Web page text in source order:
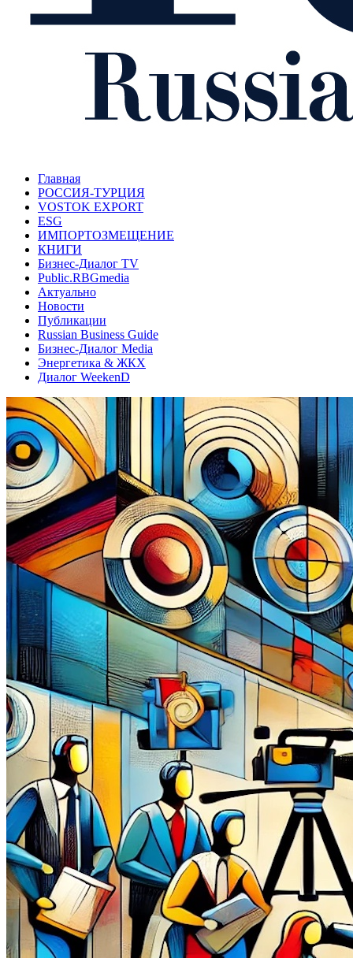
Главная
РОССИЯ-ТУРЦИЯ
VOSTOK EXPORT
ESG
ИМПОРТОЗМЕЩЕНИЕ
КНИГИ
Бизнес-Диалог TV
Public.RBGmedia
Актуально
Новости
Публикации
Russian Business Guide
Бизнес-Диалог Media
Энергетика & ЖКХ
Диалог WeekenD